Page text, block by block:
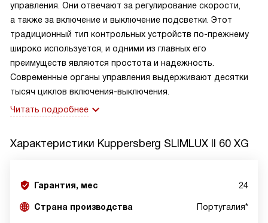
управления. Они отвечают за регулирование скорости,
а также за включение и выключение подсветки. Этот
традиционный тип контрольных устройств по-прежнему
широко используется, и одними из главных его
преимуществ являются простота и надежность.
Современные органы управления выдерживают десятки
тысяч циклов включения-выключения.
Читать подробнее
Характеристики Kuppersberg SLIMLUX II 60 XG
Гарантия, мес 24
Страна производства Португалия*